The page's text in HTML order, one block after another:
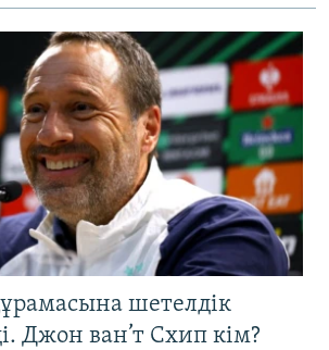
шетелдік
Джон ван’т Схип кім?